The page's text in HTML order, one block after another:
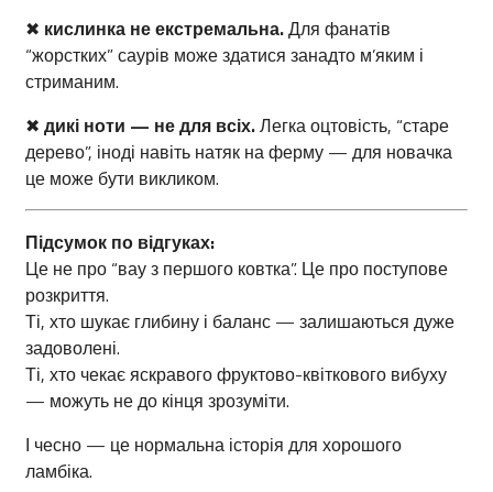
✖ кислинка не екстремальна.Для фанатів
“жорстких” саурів може здатися занадто м’яким і
стриманим.
✖ дикі ноти — не для всіх.Легка оцтовість, “старе
дерево”, іноді навіть натяк на ферму — для новачка
це може бути викликом.
Підсумок по відгуках:
Це не про “вау з першого ковтка”. Це про поступове
розкриття.
Ті, хто шукає глибину і баланс — залишаються дуже
задоволені.
Ті, хто чекає яскравого фруктово-квіткового вибуху
— можуть не до кінця зрозуміти.
І чесно — це нормальна історія для хорошого
ламбіка.